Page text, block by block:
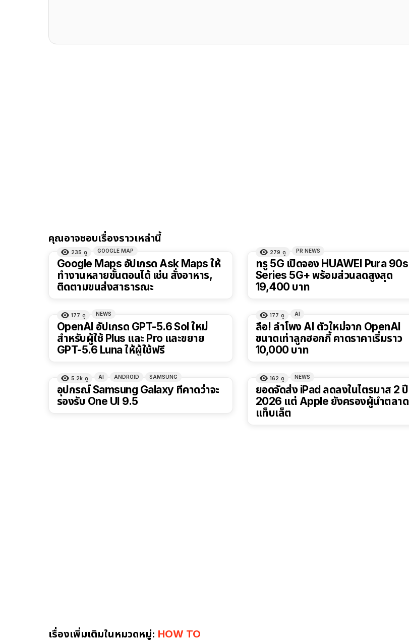
คุณอาจชอบเรื่องราวเหล่านี้
235 ดู GOOGLE MAP
Google Maps อัปเกรด Ask Maps ให้
ทำงานหลายขั้นตอนได้ เช่น สั่งอาหาร,
ติดตามขนส่งสาธารณะ
279 ดู PR NEWS
ทรู 5G เปิดจอง HUAWEI Pura 90s
Series 5G+ พร้อมส่วนลดสูงสุด
19,400 บาท
177 ดู NEWS
OpenAI อัปเกรด GPT-5.6 Sol ใหม่
สำหรับผู้ใช้ Plus และ Pro และขยาย
GPT-5.6 Luna ให้ผู้ใช้ฟรี
177 ดู AI
ลือ! ลำโพง AI ตัวใหม่จาก OpenAI
ขนาดเท่าลูกฮอกกี้ คาดราคาเริ่มราว
10,000 บาท
5.2k ดู AI ANDROID SAMSUNG
อุปกรณ์ Samsung Galaxy ที่คาดว่าจะ
รองรับ One UI 9.5
162 ดู NEWS
ยอดจัดส่ง iPad ลดลงในไตรมาส 2 ปี
2026 แต่ Apple ยังครองผู้นำตลาด
แท็บเล็ต
เรื่องเพิ่มเติมในหมวดหมู่: HOW TO